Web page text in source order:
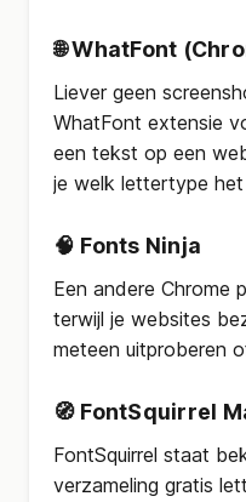
🌐WhatFont
Liever geen
WhatFont extensie
een tekst op een
je welk lettertype het
🧠 Fonts Ninja
Een andere Chrome
terwijl je websites
meteen uitproberen
🧭 FontSquirrel
FontSquirrel staat
verzameling gratis